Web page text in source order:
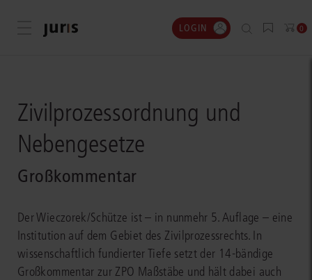
Menü öffnen LOGIN 0
Zivilprozessordnung und
Nebengesetze
Großkommentar
Der Wieczorek/Schütze ist – in nunmehr 5. Auflage – eine
Institution auf dem Gebiet des Zivilprozessrechts. In
wissenschaftlich fundierter Tiefe setzt der 14-bändige
Großkommentar zur ZPO Maßstäbe und hält dabei auch